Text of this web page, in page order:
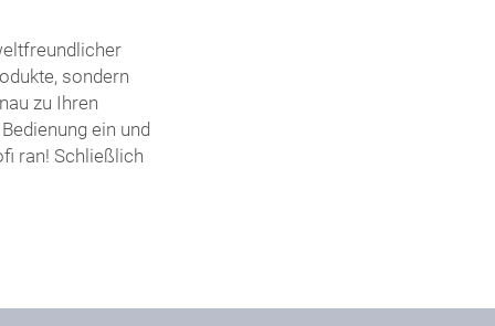
sondern
zu Ihren
ein und
ran! Schließlich